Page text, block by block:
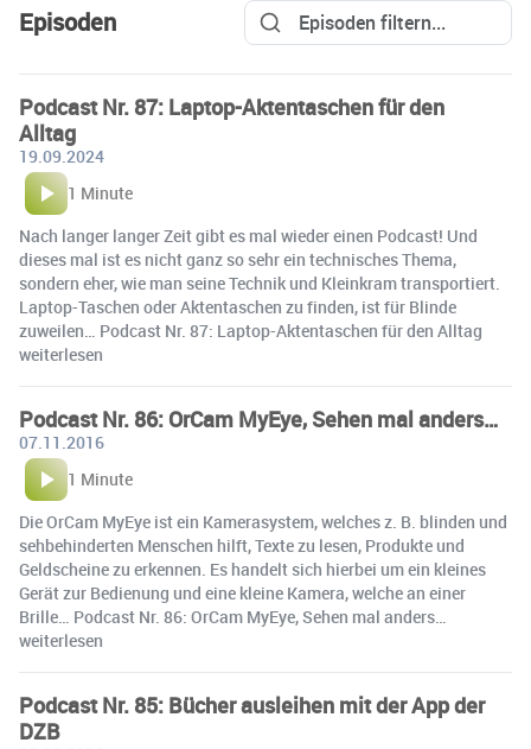
Episoden
Podcast Nr. 87: Laptop-Aktentaschen für den
Alltag
19.09.2024
1 Minute
Nach langer langer Zeit gibt es mal wieder einen Podcast! Und
dieses mal ist es nicht ganz so sehr ein technisches Thema,
sondern eher, wie man seine Technik und Kleinkram transportiert.
Laptop-Taschen oder Aktentaschen zu finden, ist für Blinde
zuweilen… Podcast Nr. 87: Laptop-Aktentaschen für den Alltag
weiterlesen
Podcast Nr. 86: OrCam MyEye, Sehen mal anders…
07.11.2016
1 Minute
Die OrCam MyEye ist ein Kamerasystem, welches z. B. blinden und
sehbehinderten Menschen hilft, Texte zu lesen, Produkte und
Geldscheine zu erkennen. Es handelt sich hierbei um ein kleines
Gerät zur Bedienung und eine kleine Kamera, welche an einer
Brille… Podcast Nr. 86: OrCam MyEye, Sehen mal anders…
weiterlesen
Podcast Nr. 85: Bücher ausleihen mit der App der
DZB